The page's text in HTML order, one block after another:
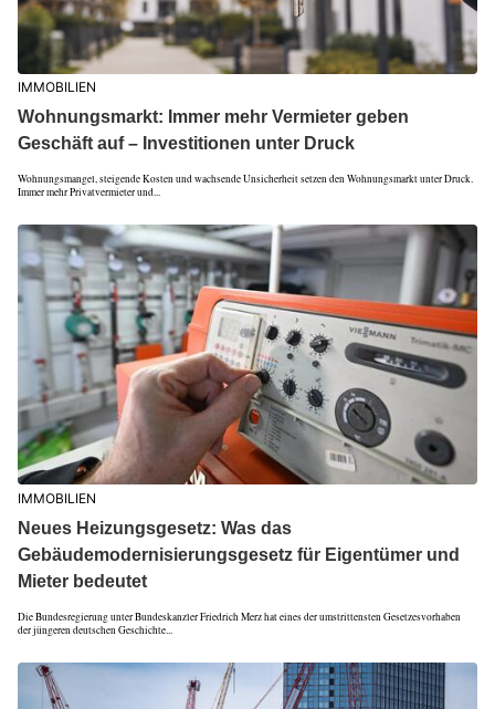
IMMOBILIEN
Wohnungsmarkt: Immer mehr Vermieter geben
Geschäft auf – Investitionen unter Druck
Wohnungsmangel, steigende Kosten und wachsende Unsicherheit setzen den Wohnungsmarkt unter Druck.
Immer mehr Privatvermieter und...
IMMOBILIEN
Neues Heizungsgesetz: Was das
Gebäudemodernisierungsgesetz für Eigentümer und
Mieter bedeutet
Die Bundesregierung unter Bundeskanzler Friedrich Merz hat eines der umstrittensten Gesetzesvorhaben
der jüngeren deutschen Geschichte...